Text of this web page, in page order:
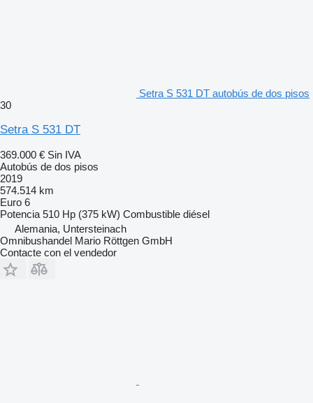
Setra S 531 DT autobús de dos pisos
30
Setra S 531 DT
369.000 € Sin IVA
Autobús de dos pisos
2019
574.514 km
Euro 6
Potencia 510 Hp (375 kW) Combustible diésel
Alemania, Untersteinach
Omnibushandel Mario Röttgen GmbH
Contacte con el vendedor